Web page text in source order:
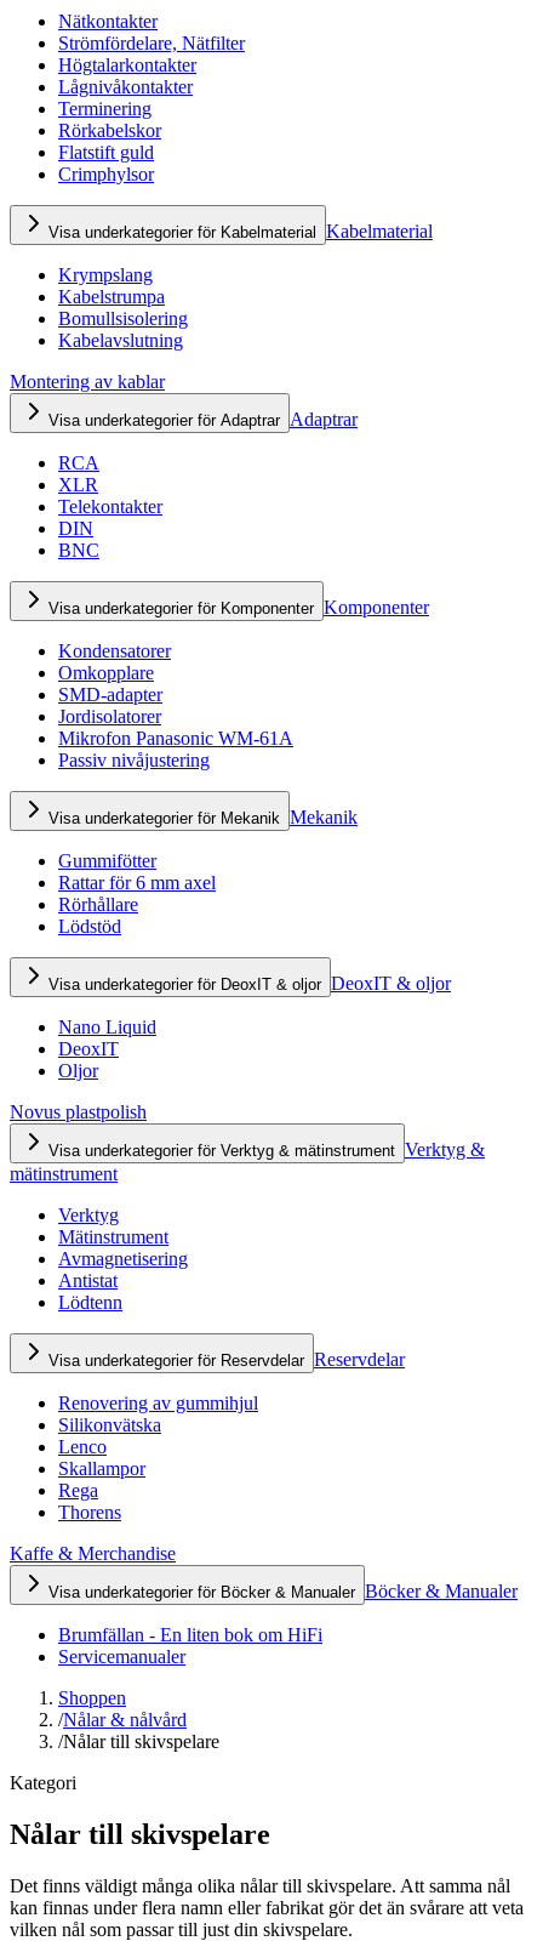
Nätkontakter
Strömfördelare, Nätfilter
Högtalarkontakter
Lågnivåkontakter
Terminering
Rörkabelskor
Flatstift guld
Crimphylsor
Visa underkategorier för Kabelmaterial Kabelmaterial
Krympslang
Kabelstrumpa
Bomullsisolering
Kabelavslutning
Montering av kablar
Visa underkategorier för Adaptrar Adaptrar
RCA
XLR
Telekontakter
DIN
BNC
Visa underkategorier för Komponenter Komponenter
Kondensatorer
Omkopplare
SMD-adapter
Jordisolatorer
Mikrofon Panasonic WM-61A
Passiv nivåjustering
Visa underkategorier för Mekanik Mekanik
Gummifötter
Rattar för 6 mm axel
Rörhållare
Lödstöd
Visa underkategorier för DeoxIT & oljor DeoxIT & oljor
Nano Liquid
DeoxIT
Oljor
Novus plastpolish
Visa underkategorier för Verktyg & mätinstrument Verktyg &
mätinstrument
Verktyg
Mätinstrument
Avmagnetisering
Antistat
Lödtenn
Visa underkategorier för Reservdelar Reservdelar
Renovering av gummihjul
Silikonvätska
Lenco
Skallampor
Rega
Thorens
Kaffe & Merchandise
Visa underkategorier för Böcker & Manualer Böcker & Manualer
Brumfällan - En liten bok om HiFi
Servicemanualer
Shoppen
/Nålar & nålvård
/Nålar till skivspelare
Kategori
Nålar till skivspelare
Det finns väldigt många olika nålar till skivspelare. Att samma nål
kan finnas under flera namn eller fabrikat gör det än svårare att veta
vilken nål som passar till just din skivspelare.